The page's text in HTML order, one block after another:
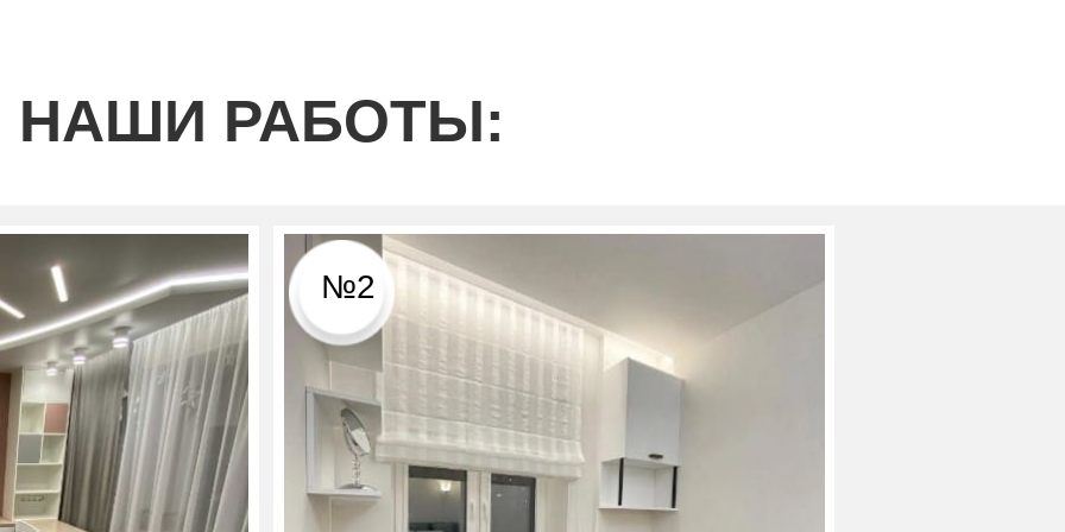
№2
НАШИ РАБОТЫ: